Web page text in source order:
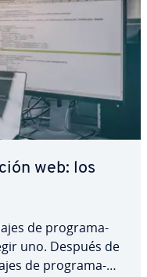
web: los
de pro­gra­ma­
uno. Después de
de pro­gra­ma­